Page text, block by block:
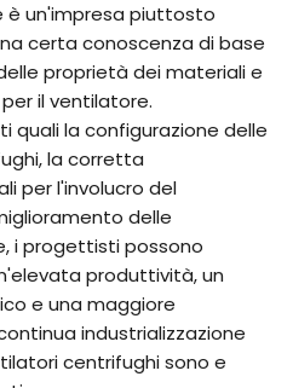
è un'impresa piuttosto
certa conoscenza di base
proprietà dei materiali e
il ventilatore.
quali la configurazione delle
la corretta
per l'involucro del
delle
i progettisti possono
produttività, un
e una maggiore
industrializzazione
centrifughi sono e